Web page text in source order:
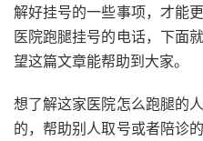
解好挂号的一些事项，才能
医院跑腿挂号的电话，下面
望这篇文章能帮助到大家。
想了解这家医院怎么跑腿的
的，帮助别人取号或者陪诊